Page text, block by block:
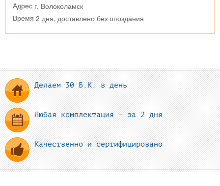
Адрес г. Волоколамск
Время 2 дня, доставлено без опоздания
Делаем 30 Б.К. в день
Любая комплектация - за 2 дня
Качественно и сертифицировано